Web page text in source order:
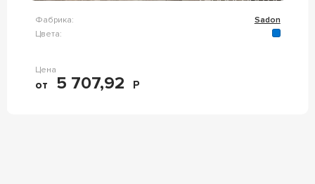
Фабрика:
Sadon
Цвета:
Цена
от 5 707,92 Р